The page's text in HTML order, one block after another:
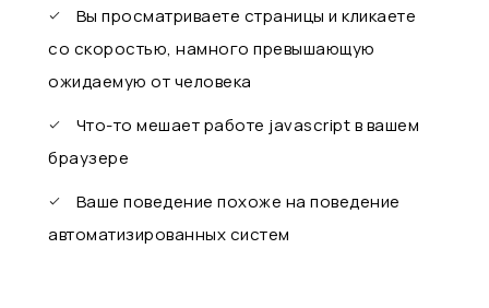
Вы просматриваете страницы и кликаете
со скоростью, намного превышающую
ожидаемую от человека
Что-то мешает работе javascript в вашем
браузере
Ваше поведение похоже на поведение
автоматизированных систем